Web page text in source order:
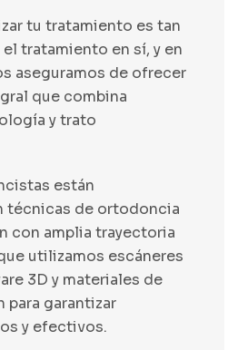
tu tratamiento es tan
tratamiento en sí, y en
aseguramos de ofrecer
que combina
y trato
están
técnicas de ortodoncia
con amplia trayectoria
utilizamos escáneres
3D y materiales de
para garantizar
y efectivos.